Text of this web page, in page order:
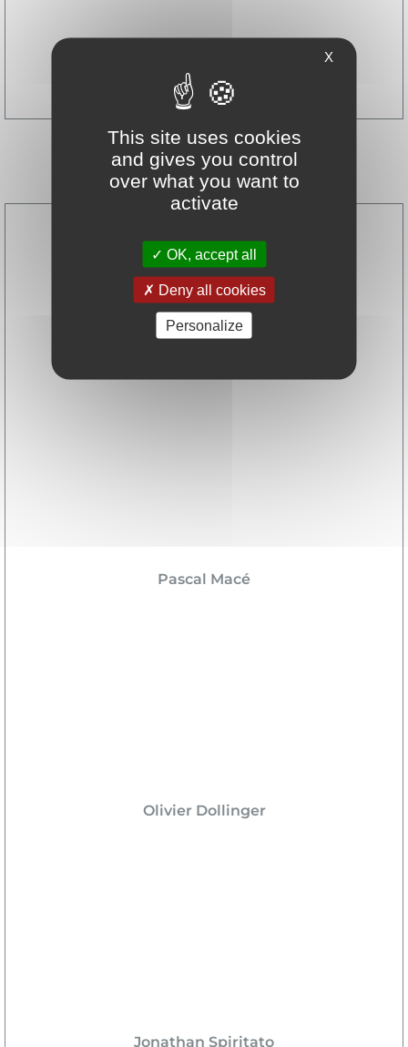
Belgique
Pascal Macé
Olivier Dollinger
Jonathan Spiritato
X
This site uses cookies
and gives you control
over what you want to
activate
OK, accept all
Deny all cookies
Personalize